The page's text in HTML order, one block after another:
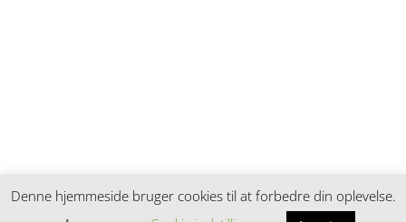
Denne hjemmeside bruger cookies til at forbedre din oplevelse.